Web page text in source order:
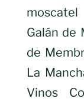
Galán de
de
La
Vinos